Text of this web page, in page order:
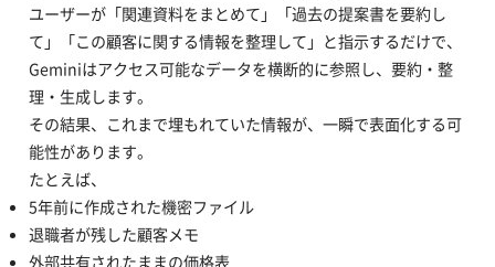
ユーザーが「関連資料をまとめて」「過去の提案書を要約し
て」「この顧客に関する情報を整理して」と指示するだけで、
Geminiはアクセス可能なデータを横断的に参照し、要約・整
理・生成します。
その結果、これまで埋もれていた情報が、一瞬で表面化する可
能性があります。
たとえば、
5年前に作成された機密ファイル
退職者が残した顧客メモ
外部共有されたままの価格表